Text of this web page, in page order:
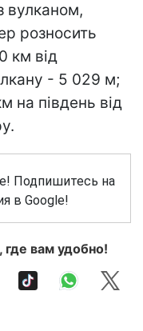
вулканом,
розносить
км від
- 5 029 м;
на південь від
Подпишитесь на
в Google!
где вам удобно!